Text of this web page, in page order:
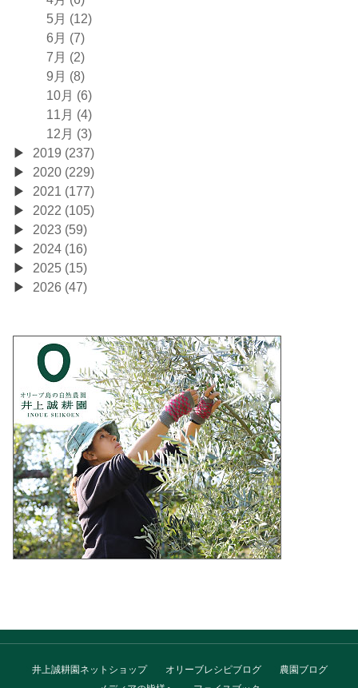
5月 (12)
6月 (7)
7月 (2)
9月 (8)
10月 (6)
11月 (4)
12月 (3)
2019 (237)
2020 (229)
2021 (177)
2022 (105)
2023 (59)
2024 (16)
2025 (15)
2026 (47)
井上誠耕園ネットショップ オリーブレシピブログ
農園ブログ